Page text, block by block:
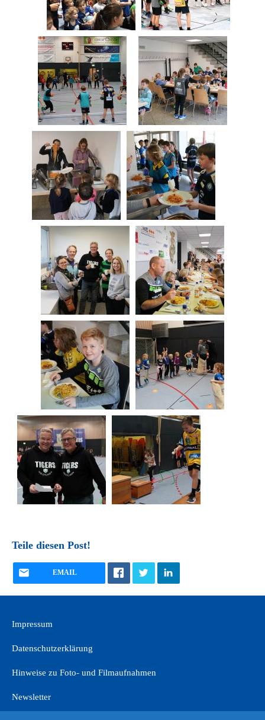
Teile diesen Post!
EMAIL
Impressum
Datenschutzerklärung
Hinweise zu Foto- und Filmaufnahmen
Newsletter